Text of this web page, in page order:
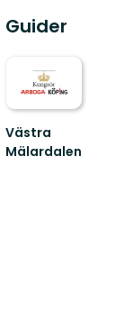
Guider
Västra
Mälardalen